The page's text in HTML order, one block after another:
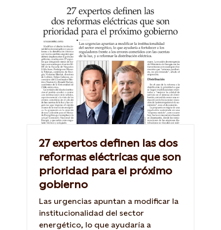
27 expertos definen las dos
reformas eléctricas que son
prioridad para el próximo
gobierno
Las urgencias apuntan a modificar la
institucionalidad del sector
energético, lo que ayudaría a